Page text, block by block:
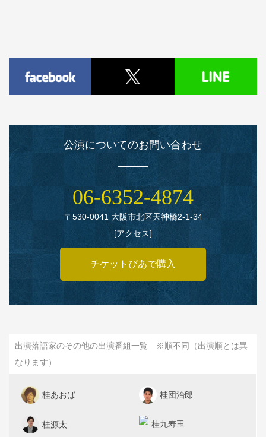
公演についてのお問い合わせ
06‑6352‑4874
〒530‑0041 大阪市北区天神橋2‑1‑34
[アクセス]
チケットぴあで購入
出演落語家のその他の出演番組一覧 ※順不同（出演順とは異
なります）
桂あおば 桂団治郎
桂源太 桂九寿玉